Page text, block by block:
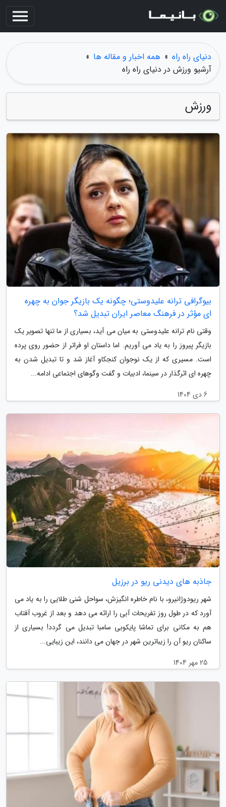
دنیای راه راه » همه اخبار و مقاله ها »
آرشیو ورزش در دنیای راه راه
ورزش
بیوگرافی ترانه علیدوستی؛ چگونه یک بازیگر جوان به چهره
ای مؤثر در فرهنگ معاصر ایران تبدیل شد؟
وقتی نام ترانه علیدوستی به میان می آید، بسیاری از ما تنها تصویر یک
بازیگر پیروز را به یاد می آوریم. اما داستان او فراتر از حضور روی پرده
است. مسیری که از یک نوجوان کنجکاو آغاز شد و تا تبدیل شدن به
چهره ای اثرگذار در سینما، ادبیات و گفت وگوهای اجتماعی ادامه...
6 دی 1404
جاذبه های دیدنی ریو در برزیل
شهر ریودوژانیرو، با نام خاطره انگیزش، سواحل شنی طلایی را به یاد می
آورد که در طول روز تفریحات آبی را ارائه می دهد و بعد از غروب آفتاب
هم به مکانی برای تماشا پایکوبی سامبا تبدیل می گردد! بسیاری از
ساکنان ریو آن را زیباترین شهر در جهان می دانند، این زیبایی...
25 مهر 1404